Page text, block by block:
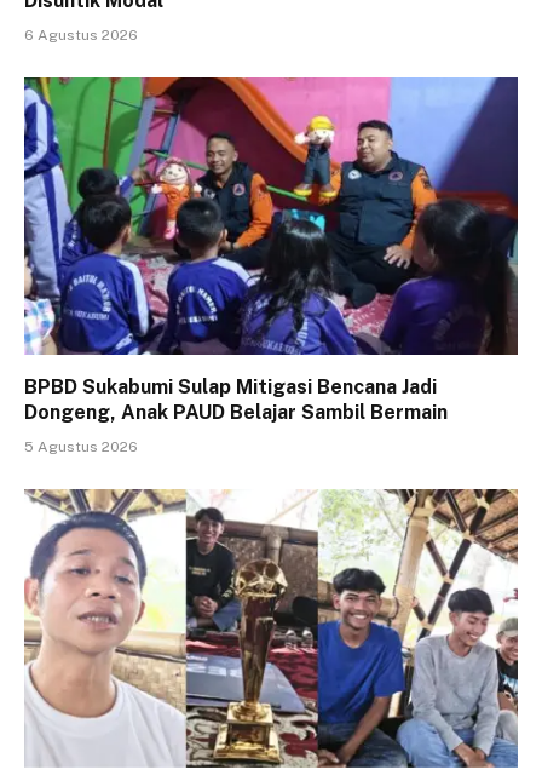
6 Agustus 2026
BPBD Sukabumi Sulap Mitigasi Bencana Jadi
Dongeng, Anak PAUD Belajar Sambil Bermain
5 Agustus 2026